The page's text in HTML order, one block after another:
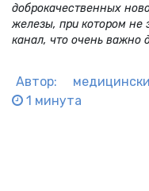
доброкачественных
железы, при котором не
канал, что очень важно
Автор:
1 минута